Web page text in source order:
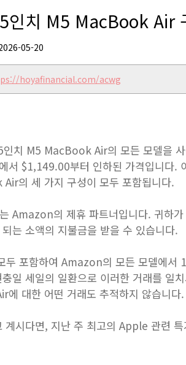
치 M5 MacBook Air
hoyafinancial.com/acwg
치 M5 MacBook Air의 모든 모델을
서 $1,149.00부터 인하된 가격입니다.
의 세 가지 구성이 모두 포함됩니다.
Amazon의 제휴 파트너입니다. 귀하
는 소액의 지불금을 받을 수 있습니다.
두 포함하여 Amazon의 모든 모델에
일 세일의 일환으로 이러한 거래를 일
대한 어떤 거래도 추적하지 않습니다.
계시다면, 지난 주 최고의 Apple 관련